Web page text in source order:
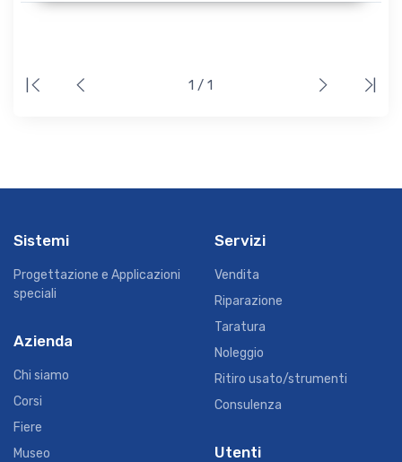
1 / 1 |
Sistemi
Progettazione e Applicazioni
speciali
Azienda
Chi siamo
Corsi
Fiere
Museo
Servizi
Vendita
Riparazione
Taratura
Noleggio
Ritiro usato/strumenti
Consulenza
Utenti